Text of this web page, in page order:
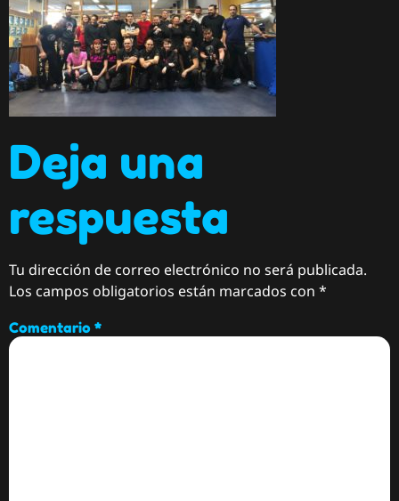
Deja una
respuesta
Tu dirección de correo electrónico no será publicada.
Los campos obligatorios están marcados con *
Comentario *